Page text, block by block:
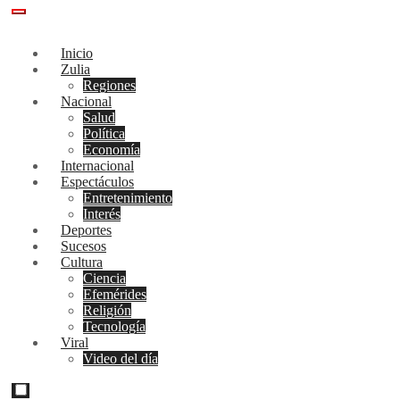
Inicio
Zulia
Regiones
Nacional
Salud
Política
Economía
Internacional
Espectáculos
Entretenimiento
Interés
Deportes
Sucesos
Cultura
Ciencia
Efemérides
Religión
Tecnología
Viral
Video del día